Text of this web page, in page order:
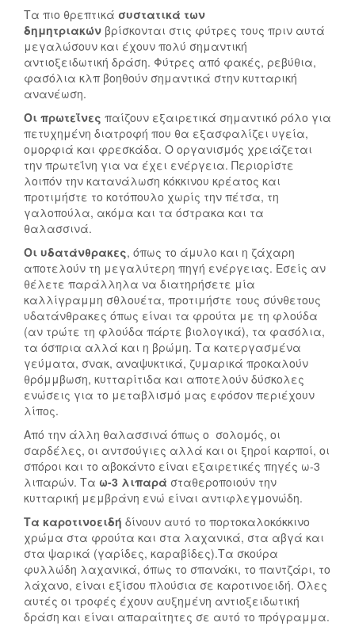
Τα πιο θρεπτικά συστατικά των
δημητριακών βρίσκονται στις φύτρες τους πριν αυτά
μεγαλώσουν και έχουν πολύ σημαντική
αντιοξειδωτική δράση. Φύτρες από φακές, ρεβύθια,
φασόλια κλπ βοηθούν σημαντικά στην κυτταρική
ανανέωση.
Οι πρωτεΐνες παίζουν εξαιρετικά σημαντικό ρόλο για
πετυχημένη διατροφή που θα εξασφαλίζει υγεία,
ομορφιά και φρεσκάδα. Ο οργανισμός χρειάζεται
την πρωτεΐνη για να έχει ενέργεια. Περιορίστε
λοιπόν την κατανάλωση κόκκινου κρέατος και
προτιμήστε το κοτόπουλο χωρίς την πέτσα, τη
γαλοπούλα, ακόμα και τα όστρακα και τα
θαλασσινά.
Οι υδατάνθρακες, όπως το άμυλο και η ζάχαρη
αποτελούν τη μεγαλύτερη πηγή ενέργειας. Εσείς αν
θέλετε παράλληλα να διατηρήσετε μία
καλλίγραμμη σθλουέτα, προτιμήστε τους σύνθετους
υδατάνθρακες όπως είναι τα φρούτα με τη φλούδα
(αν τρώτε τη φλούδα πάρτε βιολογικά), τα φασόλια,
τα όσπρια αλλά και η βρώμη. Τα κατεργασμένα
γεύματα, σνακ, αναψυκτικά, ζυμαρικά προκαλούν
θρόμμβωση, κυτταρίτιδα και αποτελούν δύσκολες
ενώσεις για το μεταβλισμό μας εφόσον περιέχουν
λίπος.
Από την άλλη θαλασσινά όπως ο σολομός, οι
σαρδέλες, οι αντσούγιες αλλά και οι ξηροί καρποί, οι
σπόροι και το αβοκάντο είναι εξαιρετικές πηγές ω-3
λιπαρών. Τα ω-3 λιπαρά σταθεροποιούν την
κυτταρική μεμβράνη ενώ είναι αντιφλεγμονώδη.
Τα καροτινοειδή δίνουν αυτό το πορτοκαλοκόκκινο
χρώμα στα φρούτα και στα λαχανικά, στα αβγά και
στα ψαρικά (γαρίδες, καραβίδες).Τα σκούρα
φυλλώδη λαχανικά, όπως το σπανάκι, το παντζάρι, το
λάχανο, είναι εξίσου πλούσια σε καροτινοειδή. Όλες
αυτές οι τροφές έχουν αυξημένη αντιοξειδωτική
δράση και είναι απαραίτητες σε αυτό το πρόγραμμα.
Ε
Χ
Θ
Ρ
Ό
Σ
Τ
Η
Κ
Α
Ρ
Δ
Ά
Σ
Η
Κ
Α
Τ
Ά
Θ
Λ
Ι
Ψ
Η
:
Δ
Ι
Π
Λ
Μ
Υ
Τ
Λ
Ή
Ν
Η
Τ
Ε
Ρ
Ά
Σ
Τ
Ι
Α
Η
Κ
Α
Τ
Α
Σ
Τ
Ρ
Ο